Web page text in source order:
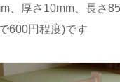
、厚さ10mm、長さ
600円程度)です